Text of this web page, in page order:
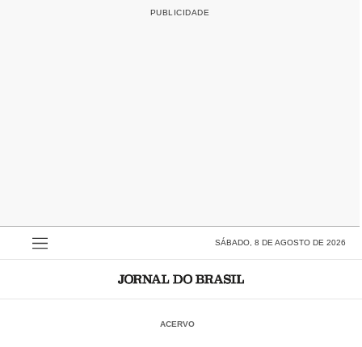
SÁBADO, 8 DE AGOSTO DE 2026
ACERVO